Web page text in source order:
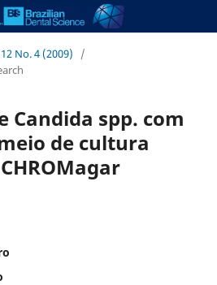
No. 4 (2009)
/
Candida spp. com
de cultura